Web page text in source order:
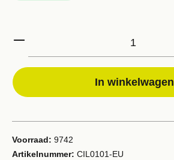
In winkelwagen
Voorraad: 9742
Artikelnummer: CIL0101-EU